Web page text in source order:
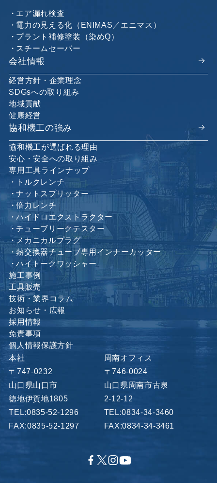
エア漏れ検査
電力の見える化（ENIMAS／エニマス）
プラント補修塗装（染めQ）
スチームセーバー
会社情報
経営方針・企業理念
SDGsへの取り組み
地域貢献
健康経営
協和機工の強み
協和機工が選ばれる理由
安心・安全への取り組み
専用工具ラインナップ
トルクレンチ
ナットスプリッター
倍力レンチ
ハイドロエクストラクター
チューブリークテスター
メカニカルプラグ
熱交換器チューブ専用インナーカッター
ハイトークワッシャー
施工事例
工具販売
技術・業界コラム
お知らせ・広報
採用情報
免責事項
個人情報保護方針
本社
〒747-0232
山口県山口市
徳地伊賀地1805
TEL:0835-52-1296
FAX:0835-52-1297
周南オフィス
〒746-0024
山口県周南市古泉
2-12-12
TEL:0834-34-3460
FAX:0834-34-3461